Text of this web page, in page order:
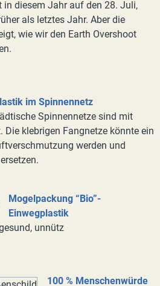
in diesem Jahr auf den 28. Juli,
als letztes Jahr. Aber die
wie wir den Earth Overshoot
im Spinnennetz
Spinnennetze sind mit
klebrigen Fangnetze könnte ein
werden und
Mogelpackung “Bio”-
Einwegplastik
unnütz
100 % Menschenwürde